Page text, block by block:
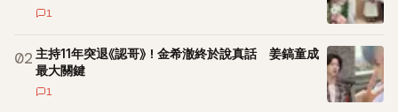
1
02 主持11年突退《認哥》！金希澈終於說真話 姜鎬童成
最大關鍵
1